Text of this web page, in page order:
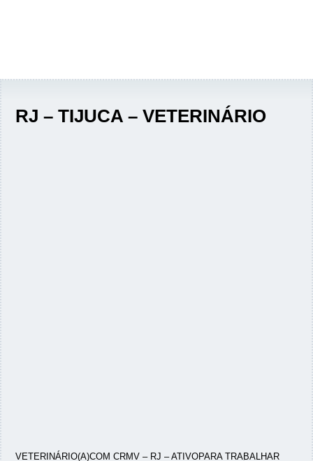
RJ – TIJUCA – VETERINÁRIO
VETERINÁRIO(A)COM CRMV – RJ – ATIVOPARA TRABALHAR